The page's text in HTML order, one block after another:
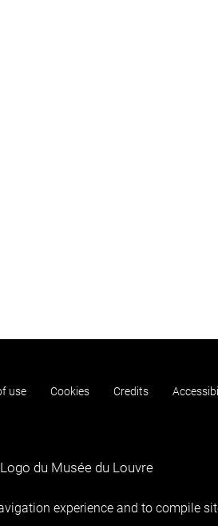
use Cookies Credits
experience and to compile